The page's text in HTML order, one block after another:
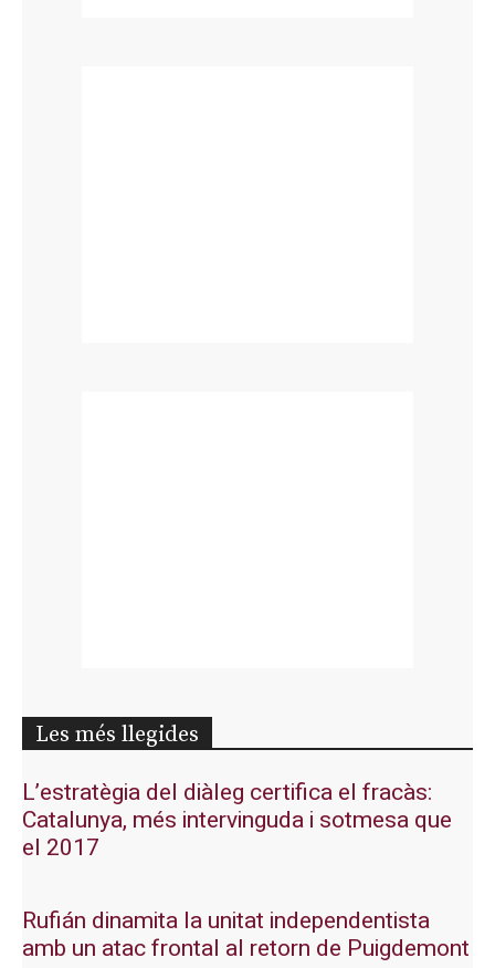
Les més llegides
L’estratègia del diàleg certifica el fracàs:
Catalunya, més intervinguda i sotmesa que
el 2017
Rufián dinamita la unitat independentista
amb un atac frontal al retorn de Puigdemont